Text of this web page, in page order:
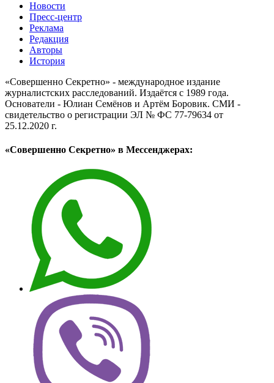
Новости
Пресс-центр
Реклама
Редакция
Авторы
История
«Совершенно Секретно» - международное издание
журналистских расследований. Издаётся с 1989 года.
Основатели - Юлиан Семёнов и Артём Боровик. CМИ -
свидетельство о регистрации ЭЛ № ФС 77-79634 от
25.12.2020 г.
«Совершенно Секретно» в Мессенджерах: